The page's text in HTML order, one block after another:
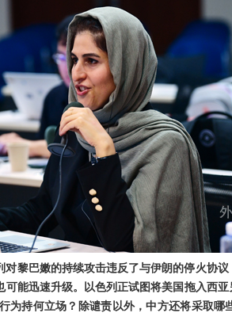
黎巴嫩的持续攻击违反了与伊朗的停火协
能迅速升级。以色列正试图将美国拖入西
为持何立场？除谴责以外，中方还将采取